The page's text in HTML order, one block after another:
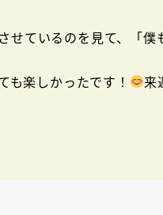
せているのを見て、「僕
楽しかったです！ 来